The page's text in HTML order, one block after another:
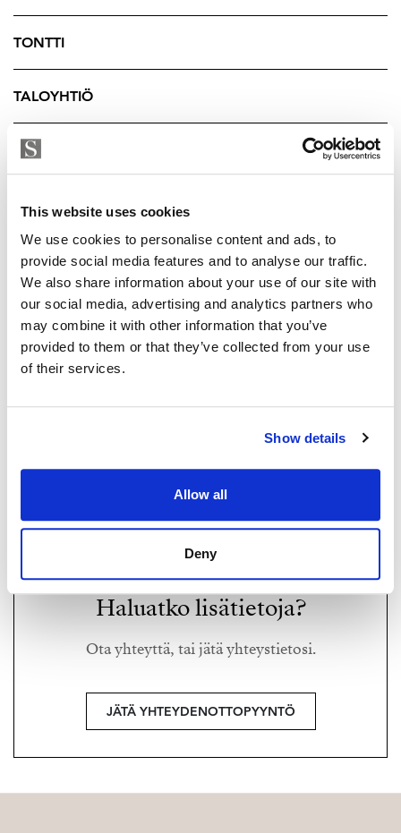
This website uses cookies
We use cookies to personalise content and ads, to
provide social media features and to analyse our traffic.
We also share information about your use of our site with
our social media, advertising and analytics partners who
may combine it with other information that you’ve
provided to them or that they’ve collected from your use
of their services.
Show details
Allow all
Deny
+358 40 174 3010
Ylempi kiinteistönvälittäjä YKV, LKV
Haluatko lisätietoja?
Ota yhteyttä, tai jätä yhteystietosi.
JÄTÄ YHTEYDENOTTOPYYNTÖ
yhdistyvät rauhallinen asuminen ja kaupungin
tarjoamat edut täydellisellä tavalla.
Tämä koti odottaa nyt uusia asukkaita, jotka arvostavat
laadukasta asumista, hyvää sijaintia ja viihtyisää
Tuukka Hakkarainen
Strand Properties Brand Partner
040 174 3010 – tuukka.hakkarainen@strand.fi
TONTTI
TALOYHTIÖ
YRITYKSEN TIEDOT